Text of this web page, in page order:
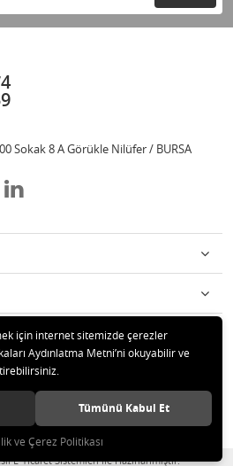
Sokak 8 A Görükle Nilüfer / BURSA
Tüm hakları saklıdır.
E-Ticaret Sistemleri ile Hazırlanmıştır.
için internet sitemizde çerezler
Aydınlatma Metni’ni okuyabilir ve
Tümünü Kabul Et
ve Çerez Politikası